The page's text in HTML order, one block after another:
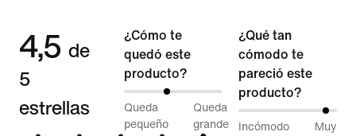
4,5 de
5
estrellas
¿Cómo te
quedó este
producto?
43 %
entre
Queda
pequeño
Queda
grande
¿Qué tan
cómodo te
pareció este
producto?
92 %
Incómodo
Muy